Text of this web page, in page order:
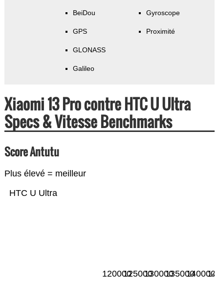
BeiDou
GPS
GLONASS
Galileo
Gyroscope
Proximité
Xiaomi 13 Pro contre HTC U Ultra
Specs & Vitesse Benchmarks
Score Antutu
Plus élevé = meilleur
HTC U Ultra
120000125000130000135000140000